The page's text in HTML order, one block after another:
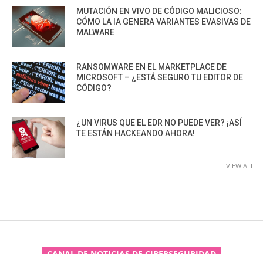
MUTACIÓN EN VIVO DE CÓDIGO MALICIOSO:
CÓMO LA IA GENERA VARIANTES EVASIVAS DE
MALWARE
RANSOMWARE EN EL MARKETPLACE DE
MICROSOFT – ¿ESTÁ SEGURO TU EDITOR DE
CÓDIGO?
¿UN VIRUS QUE EL EDR NO PUEDE VER? ¡ASÍ
TE ESTÁN HACKEANDO AHORA!
VIEW ALL